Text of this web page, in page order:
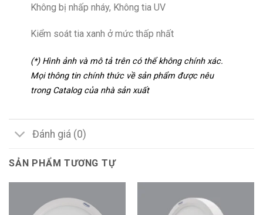
Không bị nhấp nháy, Không tia UV
Kiểm soát tia xanh ở mức thấp nhất
(*) Hình ảnh và mô tả trên có thể không chính xác.
Mọi thông tin chính thức về sản phẩm được nêu
trong Catalog của nhà sản xuất
Đánh giá (0)
SẢN PHẨM TƯƠNG TỰ